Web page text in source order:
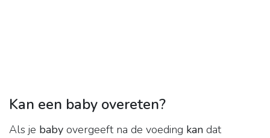
Kan een baby overeten?
Als je baby overgeeft na de voeding kan dat